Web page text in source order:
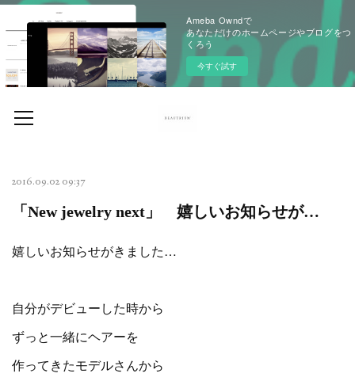
Ameba Owndで
あなただけのホームページやブログをつ
くろう
今すぐ試す
2016.09.02 09:37
「New jewelry next」 嬉しいお知らせが…
嬉しいお知らせがきました…
自分がデビューした時から
ずっと一緒にヘアーを
作ってきたモデルさんから